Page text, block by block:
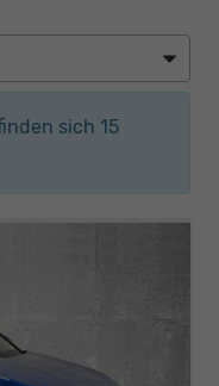
sich 15